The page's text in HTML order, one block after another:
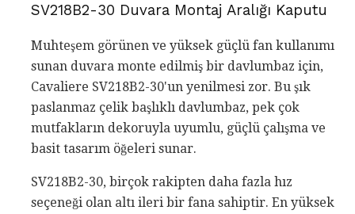
SV218B2-30 Duvara Montaj Aralığı Kaputu
Muhteşem görünen ve yüksek güçlü fan kullanımı
sunan duvara monte edilmiş bir davlumbaz için,
Cavaliere SV218B2-30'un yenilmesi zor. Bu şık
paslanmaz çelik başlıklı davlumbaz, pek çok
mutfakların dekoruyla uyumlu, güçlü çalışma ve
basit tasarım öğeleri sunar.
SV218B2-30, birçok rakipten daha fazla hız
seçeneği olan altı ileri bir fana sahiptir. En yüksek